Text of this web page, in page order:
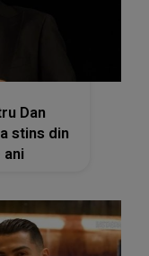
Dan
stins din